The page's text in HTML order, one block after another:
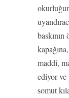
maddi,
ediyor ve
somut